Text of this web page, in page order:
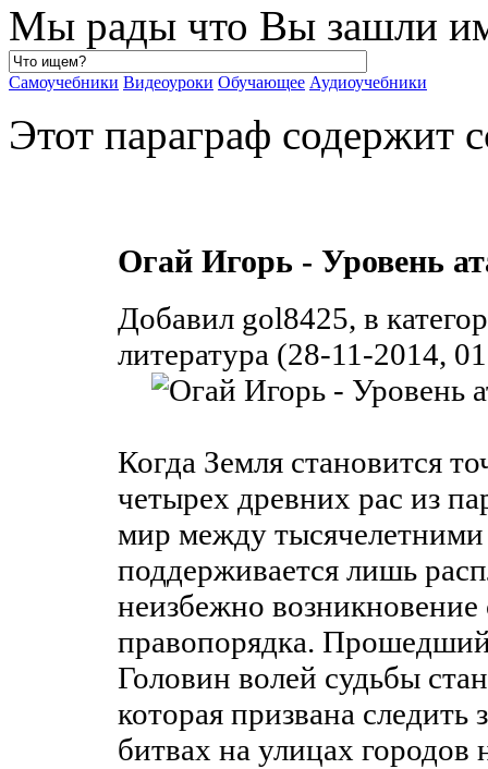
Мы рады что Вы зашли
Самоучебники Видеоуроки Обучающее Аудиоучебники
Этот параграф содержит
Огай Игорь - Уровень
Добавил gol8425, в
литература (28-11-2014,
Когда Земля становится
четырех древних рас из
мир между
поддерживается лишь
неизбежно
правопорядка.
Головин волей судьбы
которая призвана
битвах на улицах городов